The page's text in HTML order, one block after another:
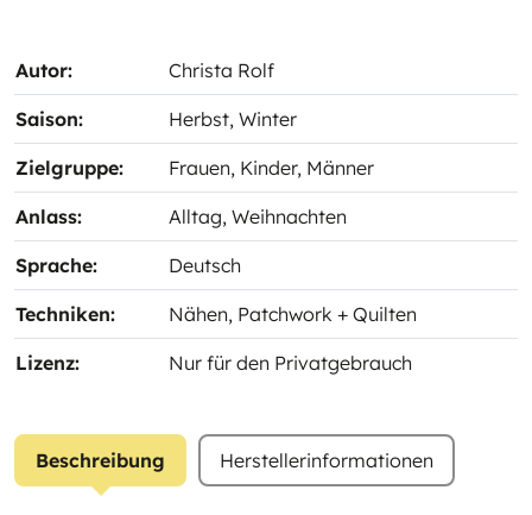
Autor: Christa Rolf
Saison: Herbst, Winter
Zielgruppe: Frauen, Kinder, Männer
Anlass: Alltag, Weihnachten
Sprache: Deutsch
Techniken: Nähen, Patchwork + Quilten
Lizenz: Nur für den Privatgebrauch
Beschreibung Herstellerinformationen